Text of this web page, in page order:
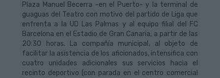
Plaza Manuel Becerra -en el Puerto- y la terminal de
guaguas del Teatro con motivo del partido de Liga que
enfrenta a la UD Las Palmas y al equipo filial del FC
Barcelona en el Estadio de Gran Canaria, a partir de las
20:30 horas. La compañía municipal, al objeto de
facilitar la asistencia de los aficionados, intensifica con
cuatro unidades adicionales sus servicios hacia el
recinto deportivo (con parada en el centro comercial